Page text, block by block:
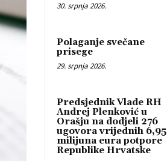
30. srpnja 2026.
Polaganje svečane
prisege
29. srpnja 2026.
Predsjednik Vlade RH
Andrej Plenković u
Orašju na dodjeli 276
ugovora vrijednih 6,95
milijuna eura potpore
Republike Hrvatske